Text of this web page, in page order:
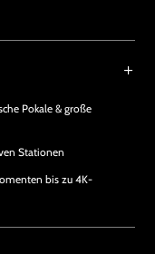
Pokale & große
Stationen
bis zu 4K-